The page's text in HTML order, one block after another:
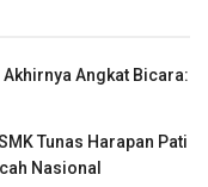
Angkat Bicara:
Tunas Harapan Pati
Nasional